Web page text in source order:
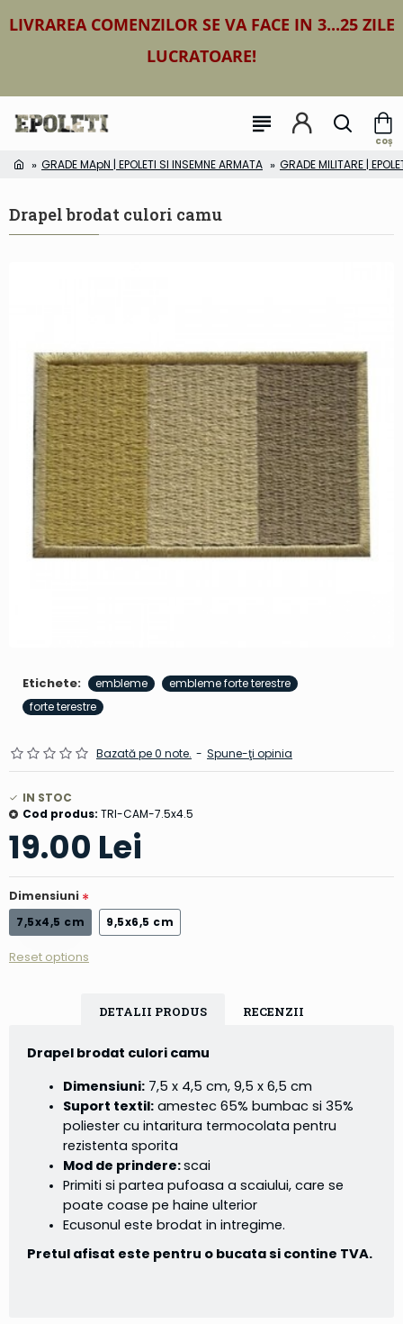
LIVRAREA COMENZILOR SE VA FACE IN 3...25 ZILE
LUCRATOARE!
GRADE MApN | EPOLETI SI INSEMNE ARMATA GRADE MILITARE |
Drapel brodat culori camu
Etichete: embleme
embleme forte terestre
forte terestre
Bazată pe 0 note. - Spune-ţi opinia
19.00 Lei
IN STOC
Cod produs: TRI-CAM-7.5x4.5
Dimensiuni
7,5x4,5 cm
9,5x6,5 cm
Reset options
DETALII PRODUS RECENZII
Drapel brodat culori camu
Dimensiuni: 7,5 x 4,5 cm, 9,5 x 6,5 cm
Suport textil: amestec 65% bumbac si 35%
poliester cu intaritura termocolata pentru
rezistenta sporita
Mod de prindere:scai
Primiti si partea pufoasa a scaiului, care se
poate coase pe haine ulterior
Ecusonul este brodat in intregime.
Pretul afisat este pentru o bucata si contine TVA.